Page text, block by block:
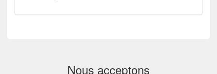
Nous acceptons